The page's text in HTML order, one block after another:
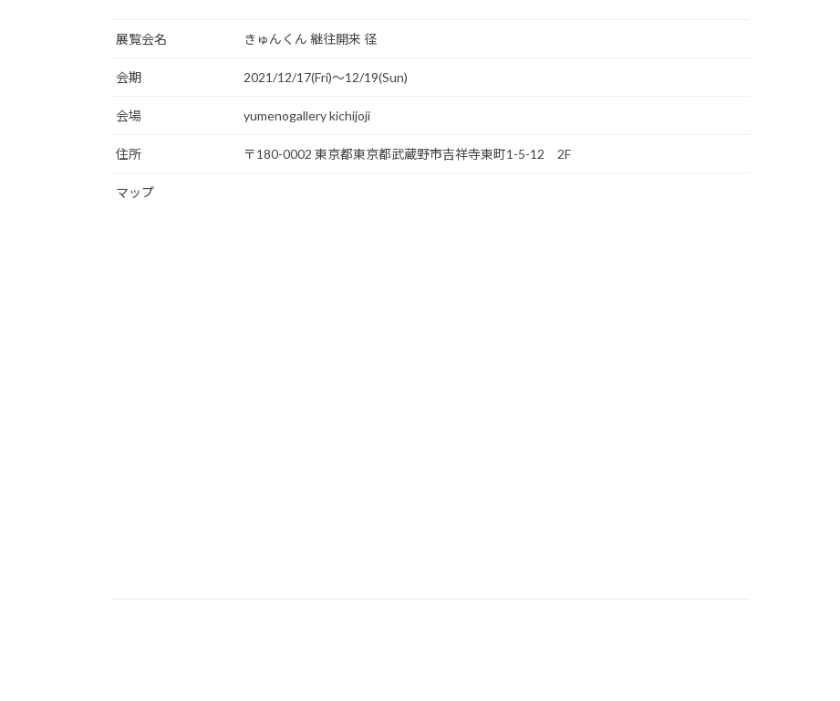
展覧会名 きゅんくん 継往開来 径
会期 2021/12/17(Fri)〜12/19(Sun)
会場 yumenogallery kichijoji
住所 〒180-0002 東京都東京都武蔵野市吉祥寺東町1-5-12 2F
マップ